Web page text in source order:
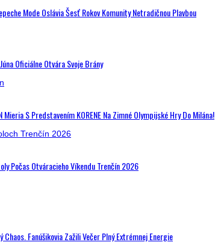
Mode Oslávia Šesť Rokov Komunity Netradičnou Plavbou
Oficiálne Otvára Svoje Brány
Mieria S Predstavením KORENE Na Zimné Olympijské Hry Do Milána!
Počas Otváracieho Víkendu Trenčín 2026
Fanúšikovia Zažili Večer Plný Extrémnej Energie